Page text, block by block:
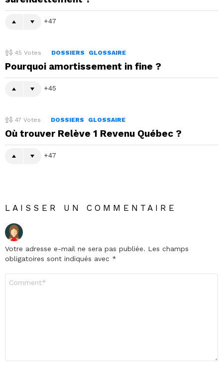
47
45 Votes DOSSIERS GLOSSAIRE
Pourquoi amortissement in fine ?
45
47 Votes DOSSIERS GLOSSAIRE
Où trouver Relève 1 Revenu Québec ?
47
LAISSER UN COMMENTAIRE
Votre adresse e-mail ne sera pas publiée. Les champs
obligatoires sont indiqués avec *